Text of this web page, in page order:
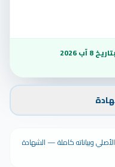
8 آب 2026
الشهادة الأصلي وبياناته كاملة — الشهادة